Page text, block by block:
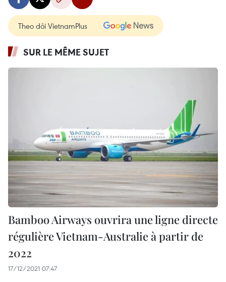
Theo dõi VietnamPlus
SUR LE MÊME SUJET
Bamboo Airways ouvrira une ligne directe
régulière Vietnam-Australie à partir de
2022
17/12/2021 07:47